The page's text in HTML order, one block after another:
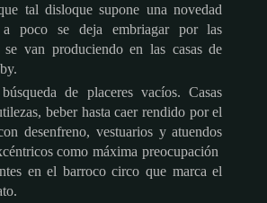
tal disloque supone una novedad
poco se deja embriagar por las
se van produciendo en las casas de
de placeres vacíos. Casas
beber hasta caer rendido por el
desenfreno, vestuarios y atuendos
como máxima preocupación
en el barroco circo que marca el